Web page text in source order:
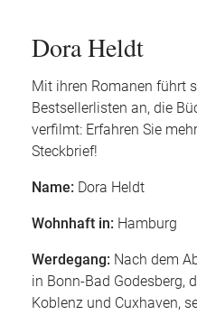
Dora Heldt
Mit ihren Romanen führt
Bestsellerlisten an, die
verfilmt: Erfahren Sie
Steckbrief!
Name: Dora Heldt
Wohnhaft in: Hamburg
Werdegang: Nach dem
in Bonn-Bad Godesberg,
Koblenz und Cuxhaven,